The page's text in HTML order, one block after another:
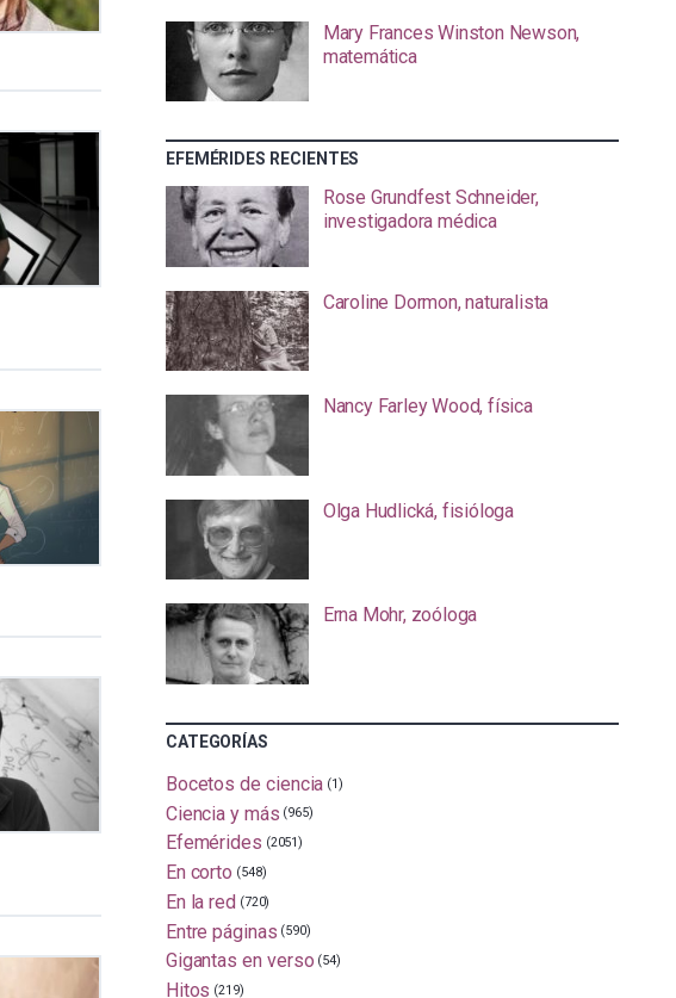
Mary Frances Winston Newson,
matemática
EFEMÉRIDES RECIENTES
Rose Grundfest Schneider,
investigadora médica
Caroline Dormon, naturalista
Nancy Farley Wood, física
Olga Hudlická, fisióloga
Erna Mohr, zoóloga
CATEGORÍAS
Bocetos de ciencia (1)
Ciencia y más (965)
Efemérides (2051)
En corto (548)
En la red (720)
Entre páginas (590)
Gigantas en verso (54)
Hitos (219)